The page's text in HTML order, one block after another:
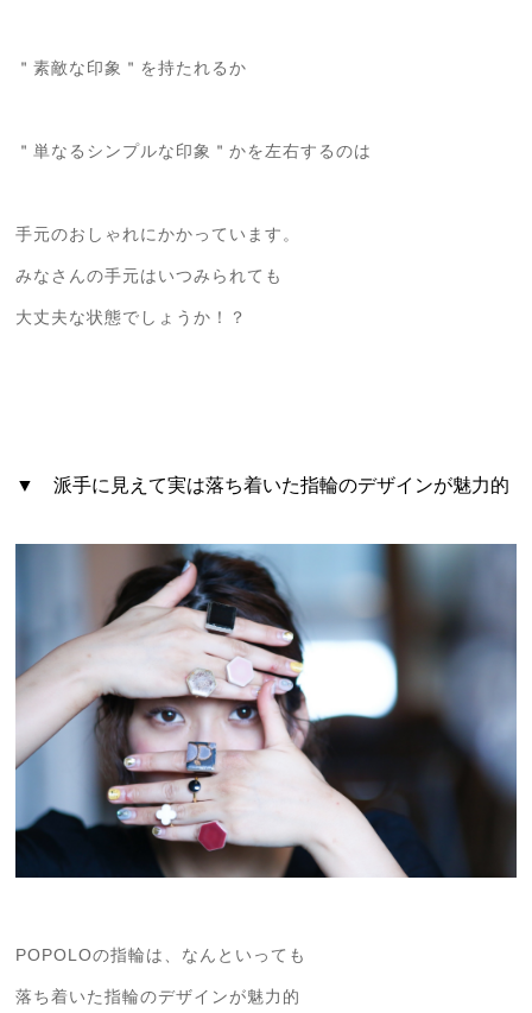
＂素敵な印象＂を持たれるか
＂単なるシンプルな印象＂かを左右するのは
手元のおしゃれにかかっています。
みなさんの手元はいつみられても
大丈夫な状態でしょうか！？
▼ 派手に見えて実は落ち着いた指輪のデザインが魅力的
POPOLOの指輪は、なんといっても
落ち着いた指輪のデザインが魅力的